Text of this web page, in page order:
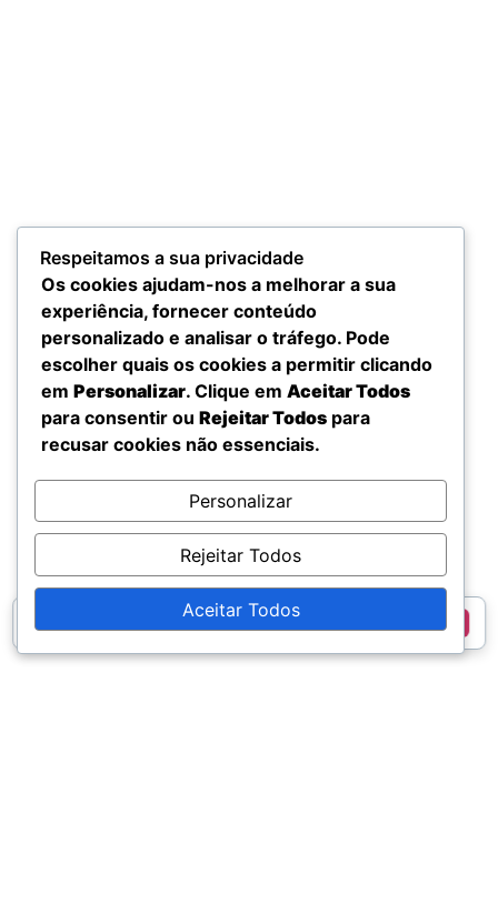
Respeitamos a sua privacidade
Os cookies ajudam-nos a melhorar a sua
experiência, fornecer conteúdo
personalizado e analisar o tráfego. Pode
escolher quais os cookies a permitir clicando
em Personalizar. Clique em Aceitar Todos
para consentir ou Rejeitar Todos para
recusar cookies não essenciais.
Personalizar
Rejeitar Todos
Aceitar Todos